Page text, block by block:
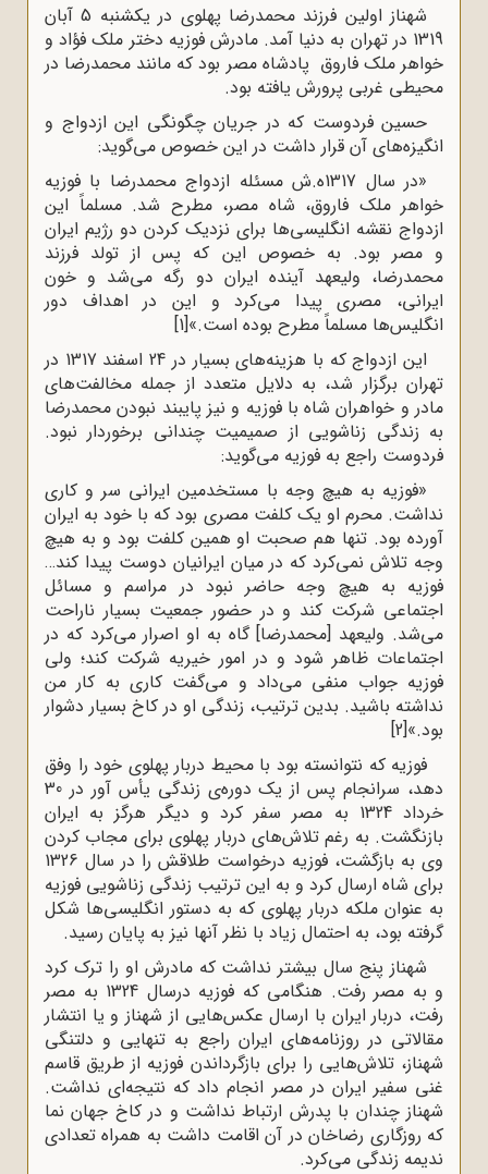
شهناز اولین فرزند محمدرضا پهلوی در یکشنبه 5 آبان
1319 در تهران به دنیا آمد. مادرش فوزیه دختر ملک فؤاد و
خواهر ملک فاروق پادشاه مصر بود که مانند محمدرضا در
محیطی غربی پرورش یافته بود.
حسین فردوست که در جریان چگونگی این ازدواج و
انگیزه‌‌‌های آن قرار داشت در این خصوص می‌گوید:
«در سال 1317ه‌.ش مسئله ازدواج محمدرضا با فوزیه
خواهر ملک فاروق، شاه مصر، مطرح شد. مسلماً این
ازدواج نقشه انگلیسی‌ها برای نزدیک کردن دو رژیم ایران
و مصر بود. به خصوص این که پس از تولد فرزند
محمدرضا، ولیعهد آینده ایران دو رگه می‌شد و خون
ایرانی، مصری پیدا می‌کرد و این در اهداف دور
انگلیس‌‌ها مسلماً مطرح بوده است.»[1]
این ازدواج که با هزینه‌های بسیار در 24 اسفند 1317 در
تهران برگزار شد، به دلایل متعدد از جمله مخالفت‌های
مادر و خواهران شاه با فوزیه و نیز پایبند نبودن محمدرضا
به زندگی زناشویی از صمیمیت چندانی برخوردار نبود.
فردوست راجع به فوزیه می‌گوید:
«فوزیه به هیچ وجه با مستخدمین ایرانی سر و کاری
نداشت. محرم او یک کلفت مصری بود که با خود به ایران
آورده بود. تنها هم صحبت او همین کلفت بود و به هیچ
‌وجه تلاش نمی‌کرد که در میان ایرانیان دوست پیدا کند…
فوزیه به هیچ ‌وجه حاضر نبود در مراسم و مسائل
اجتماعی شرکت کند و در حضور جمعیت بسیار ناراحت
می‌شد. ولیعهد [محمدرضا] گاه به او اصرار می‌کرد که در
اجتماعات ظاهر شود و در امور خیریه شرکت کند؛ ولی
فوزیه جواب منفی می‌داد و می‌گفت کاری به کار من
نداشته باشید. بدین ترتیب، زندگی او در کاخ بسیار دشوار
بود.»[2]
فوزیه که نتوانسته بود با محیط دربار پهلوی خود را وفق
دهد، سرانجام پس از یک دوره‌ی زندگی یأس آور در 30
خرداد 1324 به مصر سفر کرد و دیگر هرگز به ایران
بازنگشت. به رغم تلاش‌های دربار پهلوی برای مجاب کردن
وی به بازگشت، فوزیه درخواست طلاقش را در سال 1326
برای شاه ارسال کرد و به این ترتیب زندگی زناشویی فوزیه
به عنوان ملکه دربار پهلوی که به دستور انگلیسی‌ها شکل
گرفته بود، به احتمال زیاد با نظر آنها نیز به ‌پایان رسید.
شهناز پنج سال بیشتر نداشت که مادرش او را ترک کرد
و به مصر رفت. هنگامی که فوزیه درسال 1324 به مصر
رفت، دربار ایران با ارسال عکس‌هایی از شهناز و یا انتشار
مقالاتی در روزنامه‌های ایران راجع به تنهایی و دلتنگی
شهناز، ‌تلاش‌هایی را برای بازگرداندن فوزیه از طریق قاسم
غنی سفیر ایران در مصر انجام داد که نتیجه‌ای نداشت.
شهناز چندان با پدرش ارتباط نداشت و در کاخ جهان نما
که روزگاری رضاخان در آن اقامت داشت به همراه تعدادی
ندیمه زندگی ‌می‌کرد.